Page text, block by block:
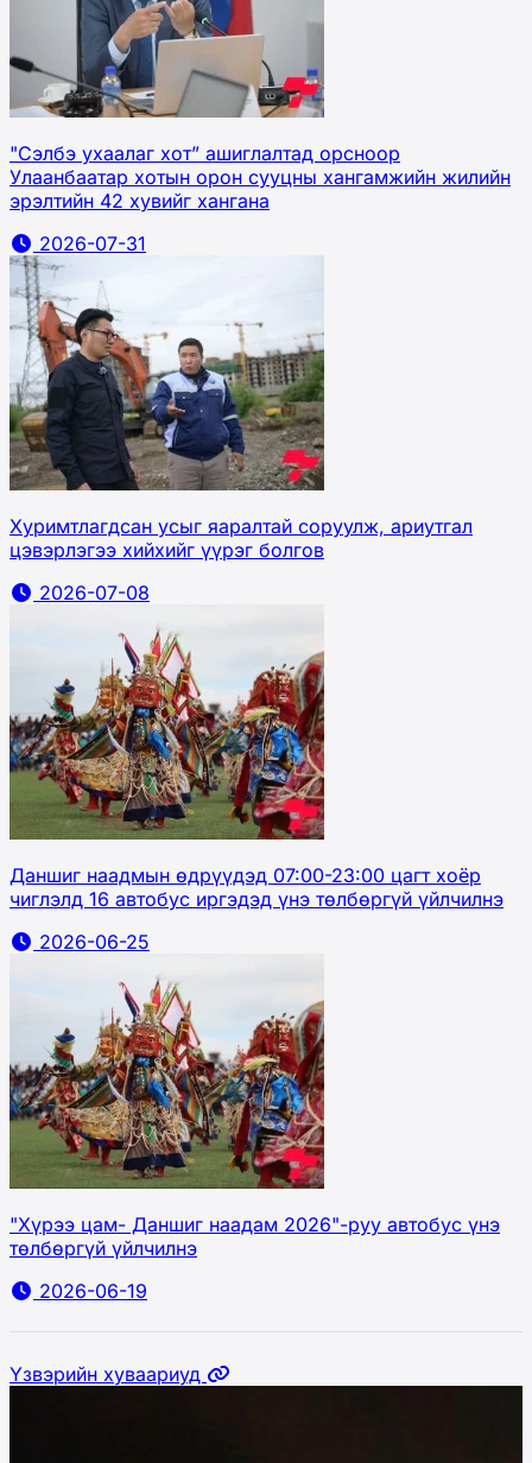
"Сэлбэ ухаалаг хот” ашиглалтад орсноор
Улаанбаатар хотын орон сууцны хангамжийн жилийн
эрэлтийн 42 хувийг хангана
2026-07-31
Хуримтлагдсан усыг яаралтай соруулж, ариутгал
цэвэрлэгээ хийхийг үүрэг болгов
2026-07-08
Даншиг наадмын өдрүүдэд 07:00-23:00 цагт хоёр
чиглэлд 16 автобус иргэдэд үнэ төлбөргүй үйлчилнэ
2026-06-25
"Хүрээ цам- Даншиг наадам 2026"-руу автобус үнэ
төлбөргүй үйлчилнэ
2026-06-19
Үзвэрийн хуваариуд